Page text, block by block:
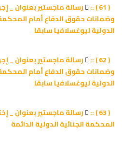
رسالة ماجستير بعنوان _
وضمانات حقوق الدفاع أمام المحكمة
الدولية ليوغسلافيا سابقا
رسالة ماجستير بعنوان _
وضمانات حقوق الدفاع أمام المحكمة
الدولية ليوغسلافيا سابقا
رسالة ماجستير بعنوان _
المحكمة الجنائية الدولية الدائمة